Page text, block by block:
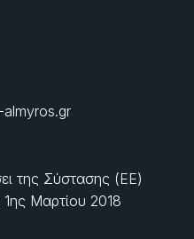
almyros.gr
της Σύστασης (ΕΕ)
1ης Μαρτίου 2018